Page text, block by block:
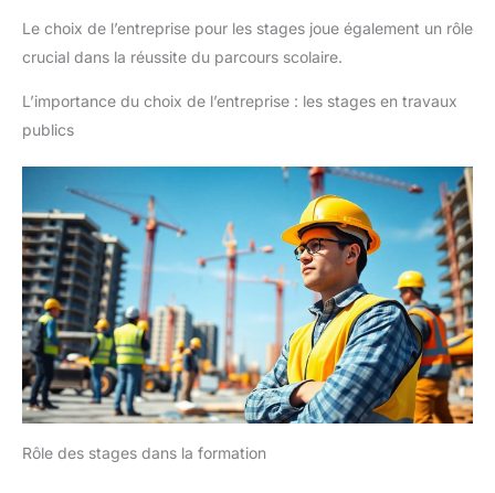
Le choix de l’entreprise pour les stages joue également un rôle
crucial dans la réussite du parcours scolaire.
L’importance du choix de l’entreprise : les stages en travaux
publics
Rôle des stages dans la formation